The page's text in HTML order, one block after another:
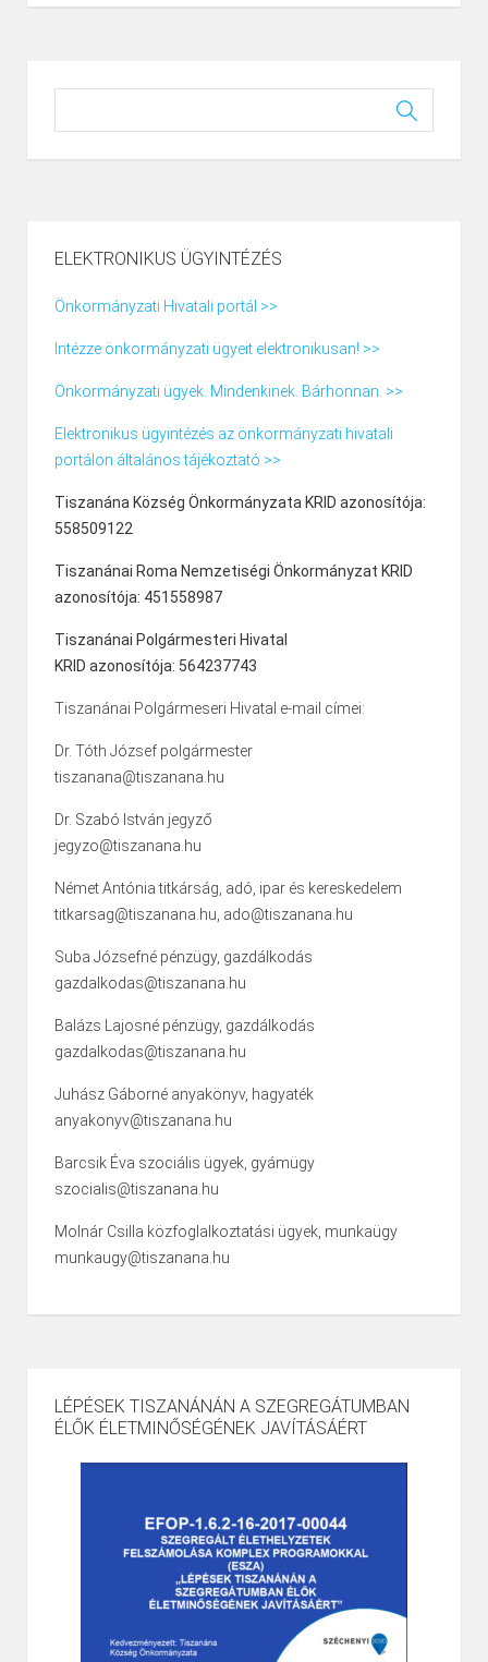
ELEKTRONIKUS ÜGYINTÉZÉS
Önkormányzati Hivatali portál >>
Intézze önkormányzati ügyeit elektronikusan! >>
Önkormányzati ügyek. Mindenkinek. Bárhonnan. >>
Elektronikus ügyintézés az önkormányzati hivatali
portálon általános tájékoztató >>
Tiszanána Község Önkormányzata KRID azonosítója:
558509122
Tiszanánai Roma Nemzetiségi Önkormányzat KRID
azonosítója: 451558987
Tiszanánai Polgármesteri Hivatal
KRID azonosítója: 564237743
Tiszanánai Polgármeseri Hivatal e-mail címei:
Dr. Tóth József polgármester
tiszanana@tiszanana.hu
Dr. Szabó István jegyző
jegyzo@tiszanana.hu
Német Antónia titkárság, adó, ipar és kereskedelem
titkarsag@tiszanana.hu, ado@tiszanana.hu
Suba Józsefné pénzügy, gazdálkodás
gazdalkodas@tiszanana.hu
Balázs Lajosné pénzügy, gazdálkodás
gazdalkodas@tiszanana.hu
Juhász Gáborné anyakönyv, hagyaték
anyakonyv@tiszanana.hu
Barcsik Éva szociális ügyek, gyámügy
szocialis@tiszanana.hu
Molnár Csilla közfoglalkoztatási ügyek, munkaügy
munkaugy@tiszanana.hu
LÉPÉSEK TISZANÁNÁN A SZEGREGÁTUMBAN
ÉLŐK ÉLETMINŐSÉGÉNEK JAVÍTÁSÁÉRT